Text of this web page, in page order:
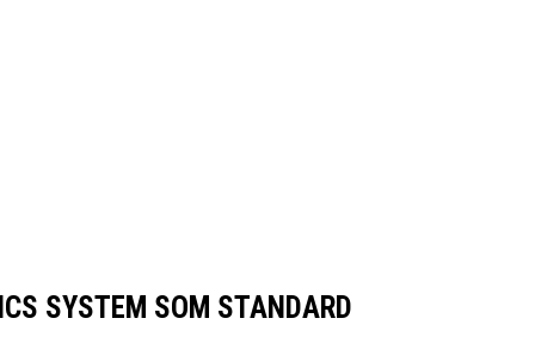
SYSTEM SOM STANDARD